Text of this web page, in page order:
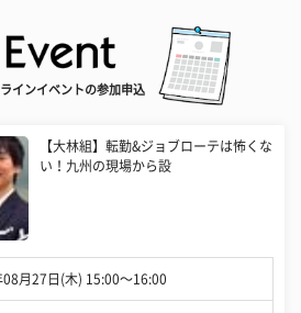
インイベントの参加申込
【大林組】転勤&ジョブローテは怖くな
い！九州の現場から設
月27日(木) 15:00〜16:00